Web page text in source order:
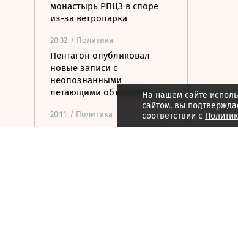
монастырь РПЦЗ в споре
из-за ветропарка
20:32 / Политика
Пентагон опубликовал
новые записи с
неопознанными
летающими объектами
20:11 / Политика
Испания ввела временный
На нашем сайте
сайтом, вы
соответствии с